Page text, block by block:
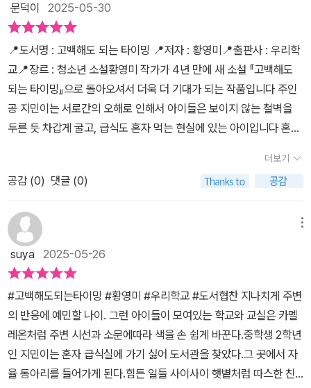
'나 너 좋아해.'과연, 태오는 어떤 마음이였을까요?.오랜만에 설렘폭
발일 것만 같은 스토리 속에서 설렘 뿐 아니라, 작가님이 말하고 싶었
다던 '사랑'이란게 무엇인지 다시금 생각하게되는 책이였어요. 허언증
개찐따라는 별명의 지민이 사계절을 지나며 겪는 감정의 계절들을 계
절의 색에따라 느낄 수 있게 전개된 것 같은 느낌은 지민의 감정을 오
롯이 느낄 수 있었던 포인트였던 것 같아요.친구가 없어 급식을 굶는
루리에게 자신의 이유를 대며 함께 급식을 먹는 모습, 태오를 좋아하
승이가 학폭에 휘말리자 먼저 말을 건내며 걱정해주는 따뜻한 마음,
태오를 좋아하는 현서의 마음을 무시하지 못하고 마음 등.. 지민의 모
습을 통해 사랑이란 감정이 타인의 감정에 휘둘리지 않고, 오히려 자
신을 가꾸고, 사랑하고, 보듬으며, 내일의 더 나은 내가 되기위한 노력
들을 하는, 그렇게 내가 나를 끌어안아 사랑할 때 다른사람도 진심으
로 사랑할 수 있다는 것을 느낄 수 있었어요. 청소년들에게 완전 강추
해 봅니다. .
가입을 하게 됩니다동아리 활동을 하며 새로운 경험을 하게 되는 즐
거움은 같은 부원인 태오에 대한 설레임으로 변해가고 자신의 감정을
표현해도 될지 또 고민에 빠지게 되는데요풋풋한 첫사랑의 감정에 행
복한 한편으로 엇갈리고 비뚤어진 감정으로 인해 다툼이 생기는 친구
들을 보며 어떻게 해야 좋을지 고민이 깊어집니다해답지도 없고 정답
인지 오답인지 명확히 알려주는 이도 없는 인생이라는 시험지위에서
갈등하기도 하고 주저앉기도하지만 힘을 내어 다음 발걸음을 내딛기
도 하는 청소년들의 이야기가 섬세하게 그려진 이책을 통해 아이들의
고민을 만나보며 인생을 어떻게 살아가야하며 어떤 어른이 되어야할
읽은후에 쓴 후기입니다 *
문덕이 2025-05-30
📍도서명 : 고백해도 되는 타이밍 📍저자 : 황영미📍출판사 : 우리학
교📍장르 : 청소년 소설황영미 작가가 4년 만에 새 소설 『고백해도
되는 타이밍』으로 돌아오셔서 더욱 더 기대가 되는 작품입니다 주인
공 지민이는 서로간의 오해로 인해서 아이들은 보이지 않는 철벽을
두른 듯 차갑게 굴고, 급식도 혼자 먹는 현실에 있는 아이입니다 혼자
하려 하지만, 쉽지가 않습니다 학교생활과온라인 세계를 오가며 상처
받기도 하지만, 자신과 다른 의견이나 비난에대해 무조건적으로 반박
하거나 회피하지 않습니다.타인의다양한 시각을 이해하려는 지민이
의 모습은 자신을 지키는 새로운방법을만들어 갑니다자기 자신을 사
랑하게 되는 과정을 통해 성장하는 이야기입니다 단순히 문제를 해결
하는 것을 넘어,혼란스러운 시기를 통과하며 내면의 힘을 발견해나가
는청소년의 모습을 사실적으로 보여줍니다. 지민이의여정을 통해 자
신을 긍정하고 사랑하는 것이 얼마나 중요한지 깨닫게될 것입니다.
평범한 아이들이 자신의 모습들을 더욱 좋은 방향으로 성장 시키는이
야기 청소년들 사이의 미묘한 심리 표현이 생생하게 표현되어 쉽게
읽어지는 몰입감이너무 좋았습니다 성장하는 우리 아이들에게 꼭 한
번씩 읽어 보게 해주고 싶은 그런책입니다
더보기
공감 (0) 댓글 (0)
suya 2025-05-26
#고백해도되는타이밍 #황영미 #우리학교 #도서협찬 지나치게 주변
의 반응에 예민할 나이. 그런 아이들이 모여있는 학교와 교실은 카멜
레온처럼 주변 시선과 소문에따라 색을 손 쉽게 바꾼다.중학생 2학년
인 지민이는 혼자 급식실에 가기 싫어 도서관을 찾았다.그 곳에서 자
율 동아리를 들어가게 된다.힘든 일들 사이사이 햇볕처럼 따스한 친